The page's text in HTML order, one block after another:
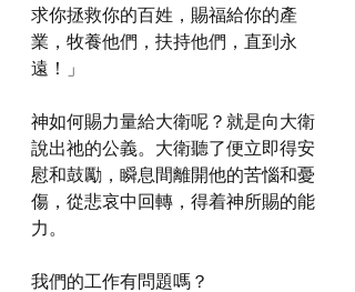
求你拯救你的百姓，賜福給你的產
業，牧養他們，扶持他們，直到永
遠！」
神如何賜力量給大衛呢？就是向大衛
說出祂的公義。大衛聽了便立即得安
慰和鼓勵，瞬息間離開他的苦惱和憂
傷，從悲哀中回轉，得着神所賜的能
力。
我們的工作有問題嗎？